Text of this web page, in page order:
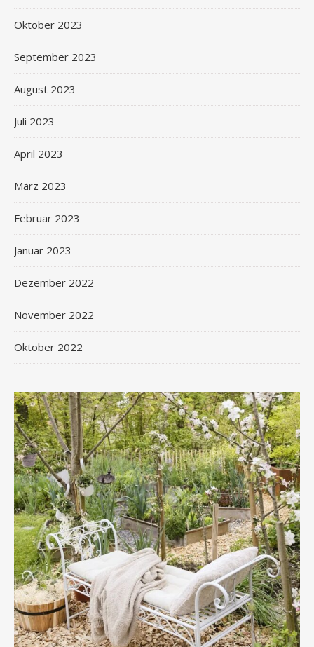
Oktober 2023
September 2023
August 2023
Juli 2023
April 2023
März 2023
Februar 2023
Januar 2023
Dezember 2022
November 2022
Oktober 2022